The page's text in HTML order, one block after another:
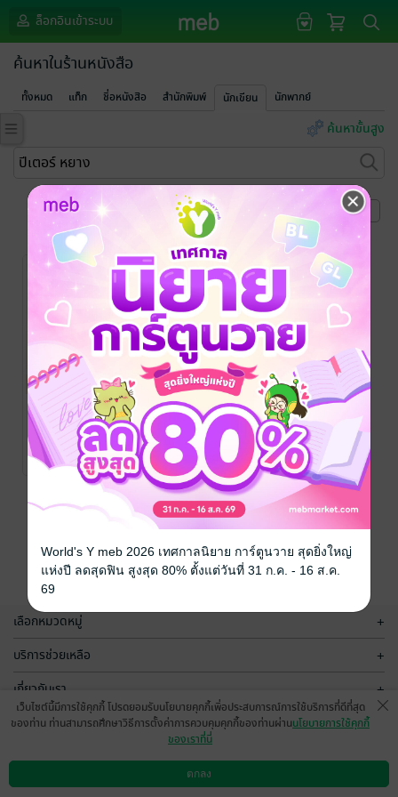
ล็อกอินเข้าระบบ
ค้นหาในร้านหนังสือ
ทั้งหมด แท็ก ชื่อหนังสือ สำนักพิมพ์ นักเขียน นักพากย์
ค้นหาขั้นสูง
หน้าที่ 1
ฮวงจุ้ย จัดบ้าน
เสริมดวงชีวิตคู่
ปีเตอร์ หยาง/ บริษัท
ออลเดย์ ช็อปปิ้ง
จำกัด
ความเชื่อและ
ศาสนา/พระเครื่อง
No Rating
เลือกหมวดหมู่ +
บริการช่วยเหลือ +
เกี่ยวกับเรา +
กลุ่มธุรกิจในเครือ
ดาวน์โหลดแอป วิธีการใช้งาน ติดต่อเรา
เว็บไซต์นี้มีการใช้คุกกี้ โปรดยอมรับนโยบายคุกกี้เพื่อประสบการณ์การใช้บริการที่ดีที่สุด
ของท่าน ท่านสามารถศึกษาวิธีการตั้งค่าการควบคุมคุกกี้ของท่านผ่านนโยบายการใช้คุกกี้
ของเราที่นี่
ตกลง
World's Y meb 2026 เทศกาลนิยาย การ์ตูนวาย สุดยิ่งใหญ่
แห่งปี ลดสุดฟิน สูงสุด 80% ตั้งแต่วันที่ 31 ก.ค. - 16 ส.ค.
69